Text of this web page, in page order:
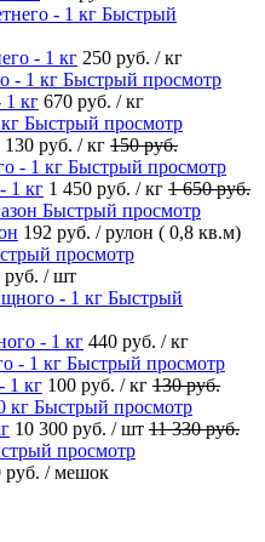
Быстрый
- 1 кг 250 руб. / кг
Быстрый просмотр
1 кг 670 руб. / кг
Быстрый просмотр
130 руб. / кг 150 руб.
Быстрый просмотр
1 кг 1 450 руб. / кг 1 650 руб.
Быстрый просмотр
192 руб. / рулон ( 0,8 кв.м)
просмотр
руб. / шт
Быстрый
- 1 кг 440 руб. / кг
Быстрый просмотр
1 кг 100 руб. / кг 130 руб.
Быстрый просмотр
10 300 руб. / шт 11 330 руб.
просмотр
руб. / мешок